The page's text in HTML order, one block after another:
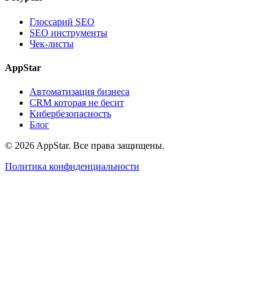
Глоссарий SEO
SEO инструменты
Чек-листы
AppStar
Автоматизация бизнеса
CRM которая не бесит
Кибербезопасность
Блог
© 2026 AppStar. Все права защищены.
Политика конфиденциальности